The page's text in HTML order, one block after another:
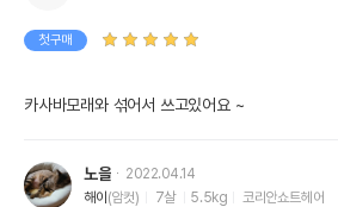
첫구매
카사바모래와 섞어서 쓰고있어요 ~
노을
2022.04.14
해이 (암컷) 7살 5.5kg 코리안쇼트헤어